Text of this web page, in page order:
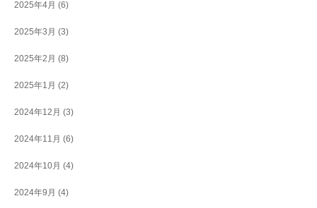
2025年4月 (6)
2025年3月 (3)
2025年2月 (8)
2025年1月 (2)
2024年12月 (3)
2024年11月 (6)
2024年10月 (4)
2024年9月 (4)